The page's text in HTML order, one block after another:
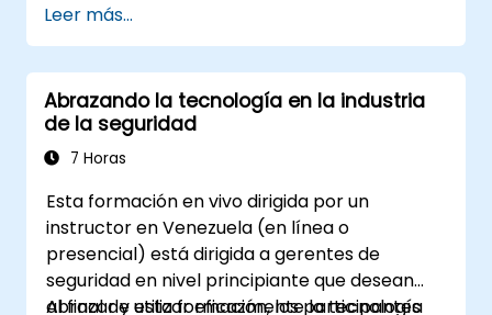
con el público, colegas y en escenarios de
negociación.
Promover la consciencia y comprensión
de diversos orígenes culturales,
mejorando así el policiamiento
comunitario y las relaciones con distintos
Leer más...
Abrazando la tecnología en la industria
de la seguridad
7 Horas
Esta formación en vivo dirigida por un
instructor en Venezuela (en línea o
presencial) está dirigida a gerentes de
seguridad en nivel principiante que desean
abrazar y utilizar eficazmente la tecnología
Al final de esta formación, los participantes